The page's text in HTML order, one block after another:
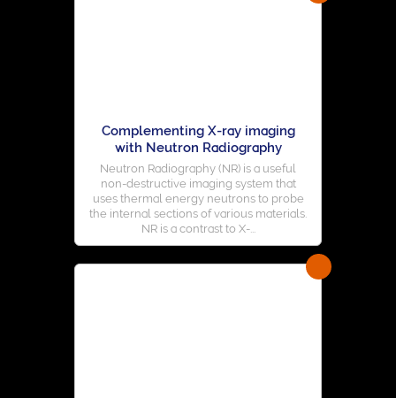
Complementing X-ray imaging
with Neutron Radiography
Neutron Radiography (NR) is a useful
non-destructive imaging system that
uses thermal energy neutrons to probe
the internal sections of various materials.
NR is a contrast to X-...